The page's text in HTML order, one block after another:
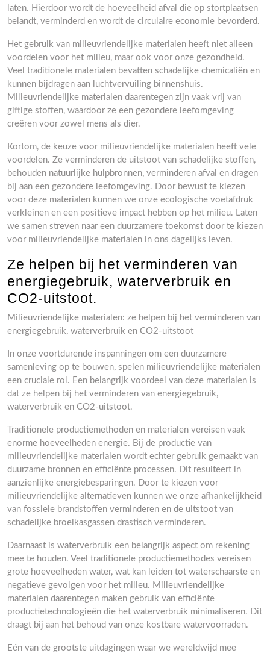
laten. Hierdoor wordt de hoeveelheid afval die op stortplaatsen
belandt, verminderd en wordt de circulaire economie bevorderd.
Het gebruik van milieuvriendelijke materialen heeft niet alleen
voordelen voor het milieu, maar ook voor onze gezondheid.
Veel traditionele materialen bevatten schadelijke chemicaliën en
kunnen bijdragen aan luchtvervuiling binnenshuis.
Milieuvriendelijke materialen daarentegen zijn vaak vrij van
giftige stoffen, waardoor ze een gezondere leefomgeving
creëren voor zowel mens als dier.
Kortom, de keuze voor milieuvriendelijke materialen heeft vele
voordelen. Ze verminderen de uitstoot van schadelijke stoffen,
behouden natuurlijke hulpbronnen, verminderen afval en dragen
bij aan een gezondere leefomgeving. Door bewust te kiezen
voor deze materialen kunnen we onze ecologische voetafdruk
verkleinen en een positieve impact hebben op het milieu. Laten
we samen streven naar een duurzamere toekomst door te kiezen
voor milieuvriendelijke materialen in ons dagelijks leven.
Ze helpen bij het verminderen van
energiegebruik, waterverbruik en
CO2-uitstoot.
Milieuvriendelijke materialen: ze helpen bij het verminderen van
energiegebruik, waterverbruik en CO2-uitstoot
In onze voortdurende inspanningen om een duurzamere
samenleving op te bouwen, spelen milieuvriendelijke materialen
een cruciale rol. Een belangrijk voordeel van deze materialen is
dat ze helpen bij het verminderen van energiegebruik,
waterverbruik en CO2-uitstoot.
Traditionele productiemethoden en materialen vereisen vaak
enorme hoeveelheden energie. Bij de productie van
milieuvriendelijke materialen wordt echter gebruik gemaakt van
duurzame bronnen en efficiënte processen. Dit resulteert in
aanzienlijke energiebesparingen. Door te kiezen voor
milieuvriendelijke alternatieven kunnen we onze afhankelijkheid
van fossiele brandstoffen verminderen en de uitstoot van
schadelijke broeikasgassen drastisch verminderen.
Daarnaast is waterverbruik een belangrijk aspect om rekening
mee te houden. Veel traditionele productiemethodes vereisen
grote hoeveelheden water, wat kan leiden tot waterschaarste en
negatieve gevolgen voor het milieu. Milieuvriendelijke
materialen daarentegen maken gebruik van efficiënte
productietechnologieën die het waterverbruik minimaliseren. Dit
draagt bij aan het behoud van onze kostbare watervoorraden.
Eén van de grootste uitdagingen waar we wereldwijd mee